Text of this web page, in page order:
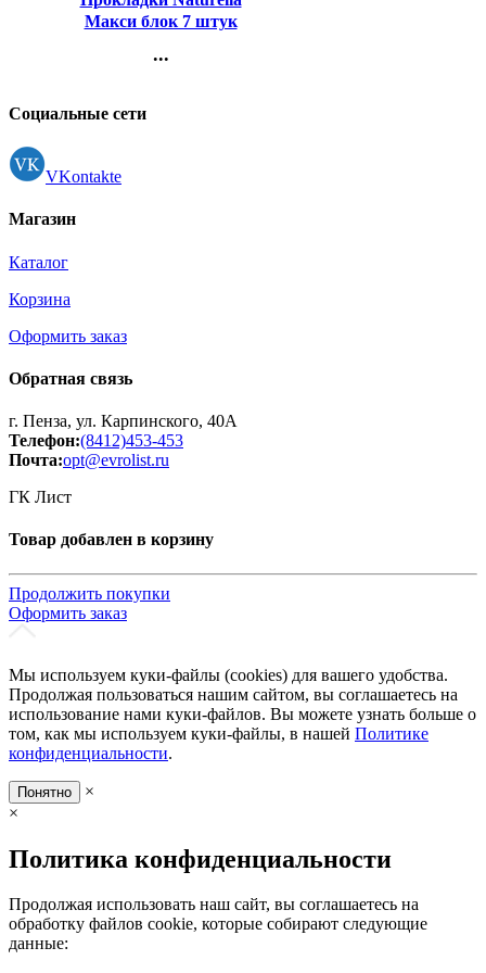
Макси блок 7 штук
...
Регистрация
Социальные сети
VKontakte
Магазин
Каталог
Корзина
Оформить заказ
Обратная связь
г. Пенза, ул. Карпинского, 40А
Телефон:(8412)453-453
Почта:opt@evrolist.ru
ГК Лист
Товар добавлен в корзину
Продолжить покупки
Оформить заказ
Мы используем куки-файлы (cookies) для вашего удобства.
Продолжая пользоваться нашим сайтом, вы соглашаетесь на
использование нами куки-файлов. Вы можете узнать больше о
том, как мы используем куки-файлы, в нашей Политике
конфиденциальности.
Понятно
×
×
Политика конфиденциальности
Продолжая использовать наш сайт, вы соглашаетесь на
обработку файлов cookie, которые собирают следующие
данные: